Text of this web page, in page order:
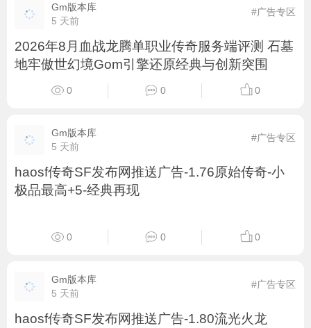
Gm版本库
5 天前
#广告专区
2026年8月血战龙腾单职业传奇服务端评测 石墓
地牢傲世幻境Gom引擎还原经典与创新突围
0 0 0
Gm版本库
5 天前
#广告专区
haosf传奇SF发布网推送广告-1.76原始传奇-小
极品最高+5-经典再现
0 0 0
Gm版本库
5 天前
#广告专区
haosf传奇SF发布网推送广告-1.80流光火龙